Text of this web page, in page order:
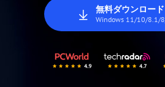
無料ダウンロード
Windows 11/10/8.1/